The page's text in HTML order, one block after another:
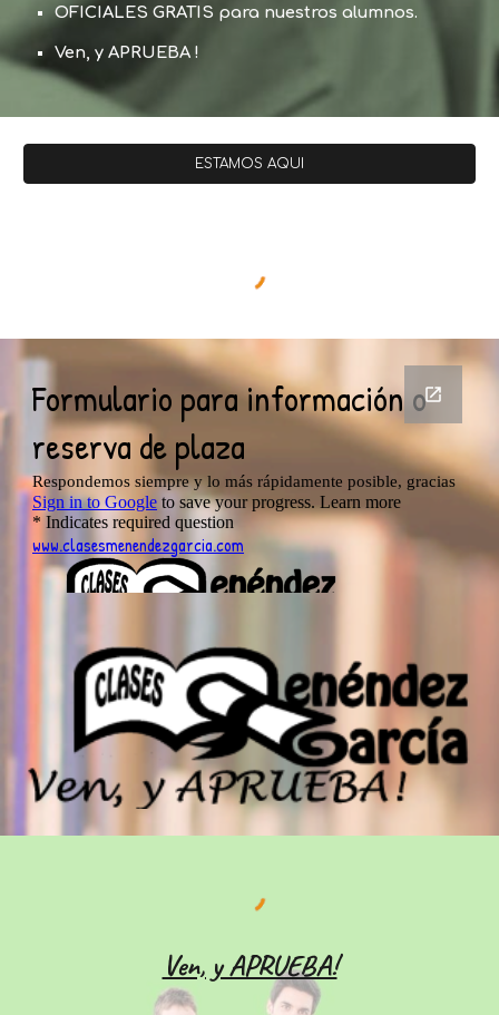
OFICIALES GRATIS para nuestros alumnos.
Ven, y APRUEBA !
ESTAMOS AQUI
Ven, y APRUEBA!